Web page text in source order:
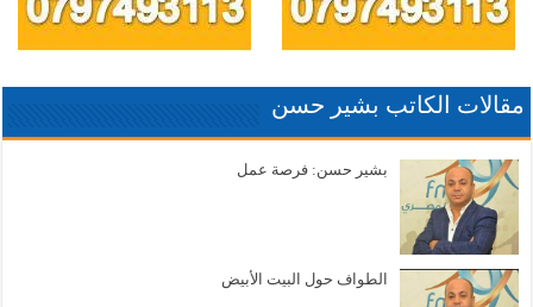
مقالات الكاتب بشير حسن
بشير حسن: فرصة عمل
الطواف حول البيت الأبيض